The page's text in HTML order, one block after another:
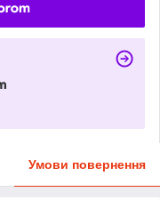
Умови повернення